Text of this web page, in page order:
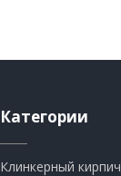
Категории
Клинкерный кирпич​